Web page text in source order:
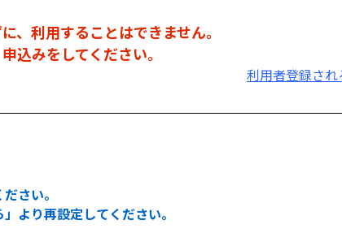
、利用することはできません。
込みをしてください。
利用者登録さ
さい。
より再設定してください。